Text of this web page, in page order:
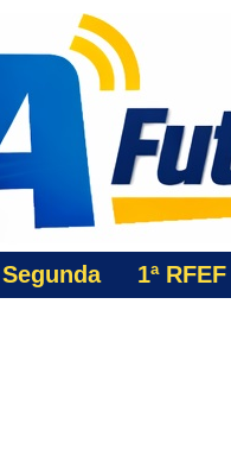
Segunda 1ªRFEF